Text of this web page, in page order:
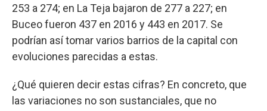
253 a 274; en La Teja bajaron de 277 a 227; en
Buceo fueron 437 en 2016 y 443 en 2017. Se
podrían así tomar varios barrios de la capital con
evoluciones parecidas a estas.
¿Qué quieren decir estas cifras? En concreto, que
las variaciones no son sustanciales, que no